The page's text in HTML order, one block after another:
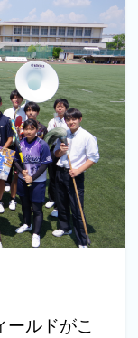
ールドがこ